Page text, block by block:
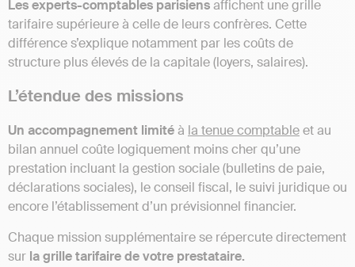
Les experts-comptables parisiensaffichent une grille
tarifaire supérieure à celle de leurs confrères. Cette
différence s’explique notamment par les coûts de
structure plus élevés de la capitale (loyers, salaires).
L’étendue des missions
Un accompagnement limitéà la tenue comptableet au
bilan annuel coûte logiquement moins cher qu’une
prestation incluant la gestion sociale (bulletins de paie,
déclarations sociales), le conseil fiscal, le suivi juridique ou
encore l’établissement d’un prévisionnel financier.
Chaque mission supplémentaire se répercute directement
sur la grille tarifaire de votre prestataire.